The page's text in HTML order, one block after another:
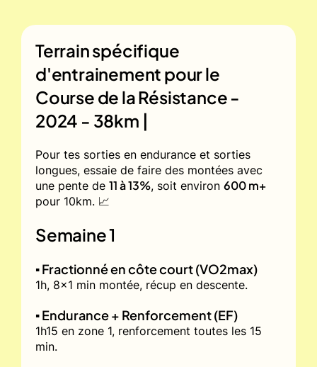
Terrain spécifique
d'entrainement pour le
Course de la Résistance -
2024 - 38km |
Pour tes sorties en endurance et sorties
longues, essaie de faire des montées avec
une pente de 11 à 13%, soit environ 600 m+
pour 10km. 📈
Semaine 1
▪️ Fractionné en côte court (VO2max)
1h, 8x1 min montée, récup en descente.
▪️ Endurance + Renforcement (EF)
1h15 en zone 1, renforcement toutes les 15
min.